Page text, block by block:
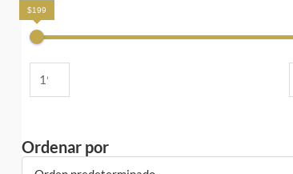
$199
Ordenar por